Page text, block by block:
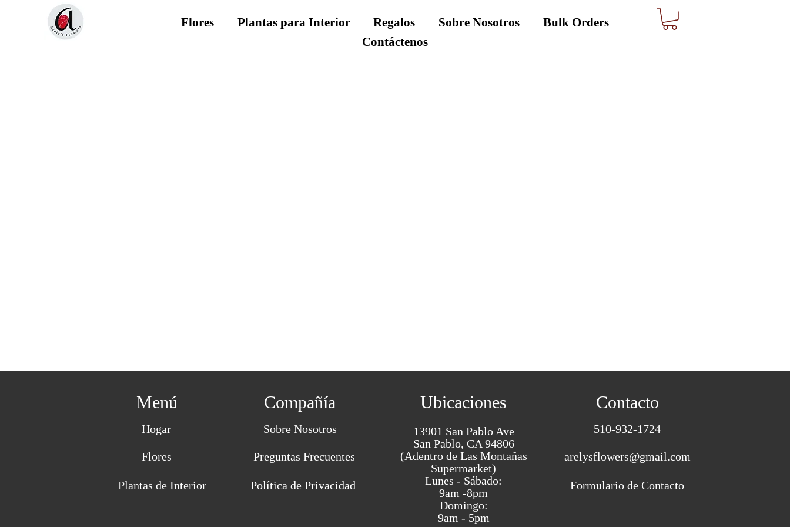
Flores Plantas para Interior Regalos Sobre Nosotros
Bulk Orders
Contáctenos
Menú
Hogar
Flores
Plantas de Interior
Compañía
Sobre Nosotros
Preguntas Frecuentes
Política de Privacidad
Ubicaciones
13901 San Pablo Ave
San Pablo, CA 94806
(Adentro de Las Montañas
Supermarket)
Lunes - Sábado:
9am -8pm
Domingo:
9am - 5pm
Contacto
510-932-1724
arelysflowers@gmail.com
Formulario de Contacto